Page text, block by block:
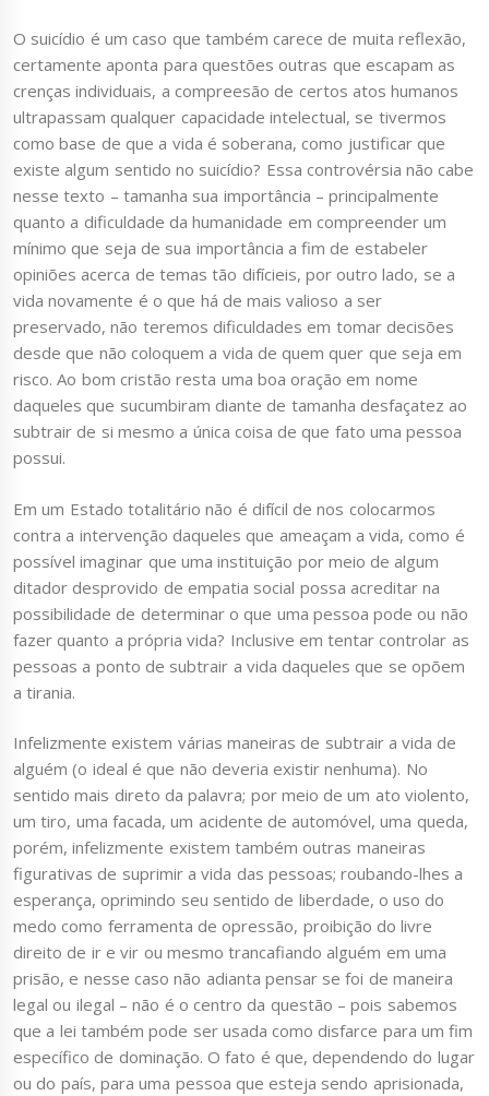
O suicídio é um caso que também carece de muita reflexão,
certamente aponta para questões outras que escapam as
crenças individuais, a compreesão de certos atos humanos
ultrapassam qualquer capacidade intelectual, se tivermos
como base de que a vida é soberana, como justificar que
existe algum sentido no suicídio? Essa controvérsia não cabe
nesse texto – tamanha sua importância – principalmente
quanto a dificuldade da humanidade em compreender um
mínimo que seja de sua importância a fim de estabeler
opiniões acerca de temas tão difícieis, por outro lado, se a
vida novamente é o que há de mais valioso a ser
preservado, não teremos dificuldades em tomar decisões
desde que não coloquem a vida de quem quer que seja em
risco. Ao bom cristão resta uma boa oração em nome
daqueles que sucumbiram diante de tamanha desfaçatez ao
subtrair de si mesmo a única coisa de que fato uma pessoa
possui.
Em um Estado totalitário não é difícil de nos colocarmos
contra a intervenção daqueles que ameaçam a vida, como é
possível imaginar que uma instituição por meio de algum
ditador desprovido de empatia social possa acreditar na
possibilidade de determinar o que uma pessoa pode ou não
fazer quanto a própria vida? Inclusive em tentar controlar as
pessoas a ponto de subtrair a vida daqueles que se opõem
a tirania.
Infelizmente existem várias maneiras de subtrair a vida de
alguém (o ideal é que não deveria existir nenhuma). No
sentido mais direto da palavra; por meio de um ato violento,
um tiro, uma facada, um acidente de automóvel, uma queda,
porém, infelizmente existem também outras maneiras
figurativas de suprimir a vida das pessoas; roubando-lhes a
esperança, oprimindo seu sentido de liberdade, o uso do
medo como ferramenta de opressão, proibição do livre
direito de ir e vir ou mesmo trancafiando alguém em uma
prisão, e nesse caso não adianta pensar se foi de maneira
legal ou ilegal – não é o centro da questão – pois sabemos
que a lei também pode ser usada como disfarce para um fim
específico de dominação. O fato é que, dependendo do lugar
ou do país, para uma pessoa que esteja sendo aprisionada,